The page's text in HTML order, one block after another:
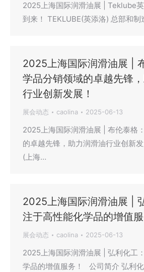
2025上海国际润滑油展 | Teklube
到来！ TEKLUBE(英添洛) 总部和
2025上海国际润滑油展 |
学品分销领域的卓越先锋
行业创新发展！
展会动态 caolina 2025-06-13
2025上海国际润滑油展 | 布伦泰格
的卓越先锋，助力润滑油行业创新
(上海…
2025上海国际润滑油展 |
注于高性能化学品的增值服
展会动态 caolina 2025-06-13
2025上海国际润滑油展 | 弘利化工
学品的增值服务！ 公司简介 弘利